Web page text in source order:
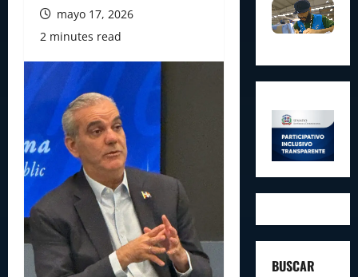
mayo 17, 2026
2 minutes read
BUSCAR